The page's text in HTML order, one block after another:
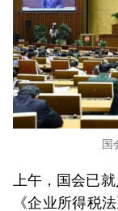
国
上午，国会已
《企业所得税